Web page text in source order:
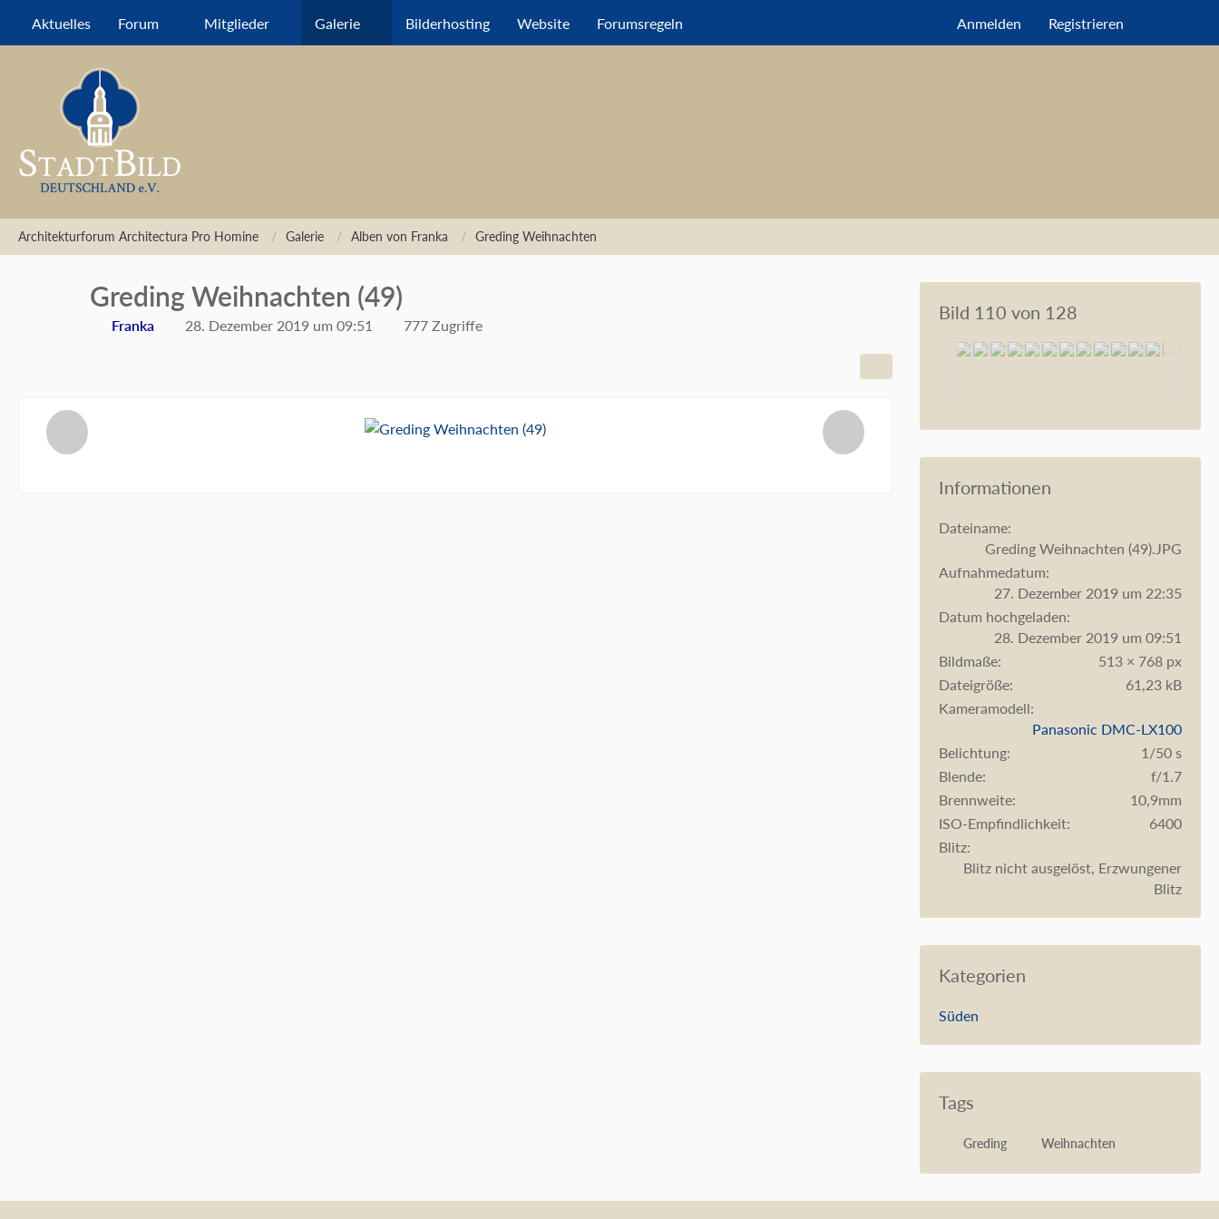
Aktuelles Forum Mitglieder Galerie Bilderhosting Website Forumsregeln Anmelden Registrieren
Architekturforum Architectura Pro Homine Galerie Alben von Franka Greding Weihnachten
Greding Weihnachten (49)
Franka 28. Dezember 2019 um 09:51 777 Zugriffe
Bild 110 von 128
Informationen
Dateiname
Greding Weihnachten (49).JPG
Aufnahmedatum
27. Dezember 2019 um 22:35
Datum hochgeladen
28. Dezember 2019 um 09:51
Bildmaße
513 × 768 px
Dateigröße
61,23 kB
Kameramodell
Panasonic DMC-LX100
Belichtung
1/50 s
Blende
f/1.7
Brennweite
10,9mm
ISO-Empfindlichkeit
6400
Blitz
Blitz nicht ausgelöst, Erzwungener
Blitz
Kategorien
Süden
Tags
Greding Weihnachten